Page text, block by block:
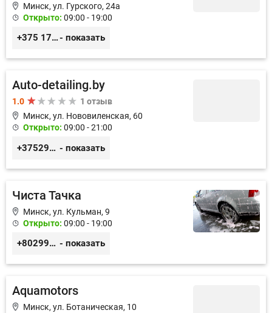
Минск, ул. Гурского, 24а
Открыто: 09:00 - 19:00
+375 17 207-23-85- показать
Auto-detailing.by
1.0
1 отзыв
Минск, ул. Нововиленская, 60
Открыто: 09:00 - 21:00
+375293988988 - показать
Чиста Тачка
Минск, ул. Кульман, 9
Открыто: 09:00 - 19:00
+80299677207 - показать
Aquamotors
Минск, ул. Ботаническая, 10